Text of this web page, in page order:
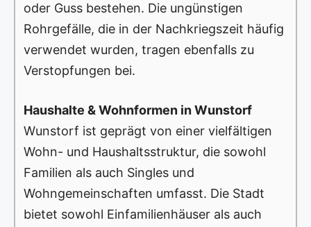
oder Guss bestehen. Die ungünstigen
Rohrgefälle, die in der Nachkriegszeit häufig
verwendet wurden, tragen ebenfalls zu
Verstopfungen bei.
Haushalte & Wohnformen in Wunstorf
Wunstorf ist geprägt von einer vielfältigen
Wohn- und Haushaltsstruktur, die sowohl
Familien als auch Singles und
Wohngemeinschaften umfasst. Die Stadt
bietet sowohl Einfamilienhäuser als auch